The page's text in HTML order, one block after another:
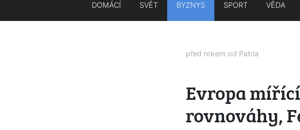
DOMÁCÍ SVĚT BYZNYS SPORT VĚDA
před rokem od Patria
Evropa
rovnováhy,